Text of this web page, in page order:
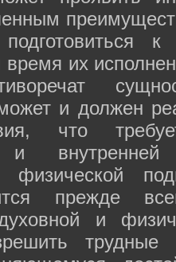
их
и должен
что
и
физической
прежде
и